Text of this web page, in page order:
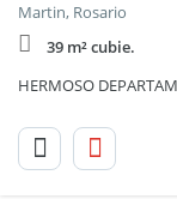
Martin, Rosario
39 m² cubie.